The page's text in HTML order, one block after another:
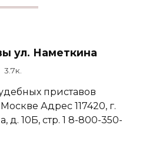
ул. Наметкина
3.7к.
приставов
Адрес 117420, г.
д. 10Б, стр. 1 8-800-350-